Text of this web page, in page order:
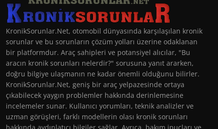
KronikSorunlar.Net, otomobil dünyasında karşılaşılan kronik
sorunlar ve bu sorunların çözüm yolları üzerine odaklanan
bir platformdur. Araç sahipleri ve potansiyel alıcılar, "Bu
aracın kronik sorunları nelerdir?" sorusuna yanıt ararken,
doğru bilgiye ulaşmanın ne kadar önemli olduğunu bilirler.
KronikSorunlar.Net, geniş bir araç yelpazesinde ortaya
çıkabilecek yaygın problemler hakkında derinlemesine
incelemeler sunar. Kullanıcı yorumları, teknik analizler ve
uzman görüşleri, farklı modellerin olası kronik sorunları